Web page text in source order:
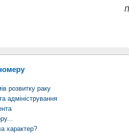
розвитку раку
адміністрування
характер?